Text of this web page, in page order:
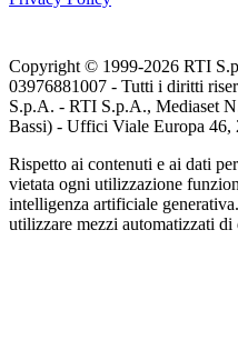
Copyright © 1999-2026 RTI
03976881007 - Tutti i diritti
S.p.A. - RTI S.p.A., Mediaset
Bassi) - Uffici Viale Europa
Rispetto ai contenuti e ai dati
vietata ogni utilizzazione
intelligenza artificiale
utilizzare mezzi automatizzati di